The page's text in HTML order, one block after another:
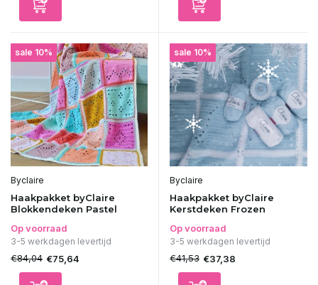
sale 10%
Byclaire
Haakpakket byClaire
Blokkendeken Pastel
Op voorraad
3-5 werkdagen levertijd
€84,04 €75,64
sale 10%
Byclaire
Haakpakket byClaire
Kerstdeken Frozen
Op voorraad
3-5 werkdagen levertijd
€41,53 €37,38